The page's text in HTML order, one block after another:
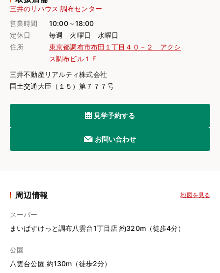
三井のリハウス 調布センター
営業時間
10:00～18:00
定休日
毎週 火曜日 水曜日
住所
東京都調布市布田１丁目４０－２ アクシ
ス調布ビル１Ｆ
三井不動産リアルティ株式会社
国土交通大臣（１５）第７７７号
見学予約する
お問い合わせ
周辺情報 地図を見る
スーパー
まいばすけっと調布八雲台1丁目店 約320m（徒歩4分）
公園
八雲台公園 約130m（徒歩2分）